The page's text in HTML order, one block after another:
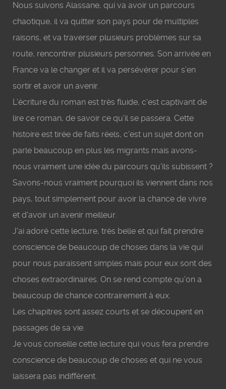
Nous suivons Alassane, qui va avoir un parcours
chaotique, il va quitter son pays pour de multiples
raisons, et va traverser plusieurs problèmes sur sa
route, rencontrer plusieurs personnes. Son arrivée en
France va le changer et il va persévérer pour s’en
sortir et avoir un avenir.
L'écriture du roman est très fluide, c'est captivant de
lire ce roman, de savoir ce qu'il se passera. Cette
histoire est tirée de faits réels, c'est un sujet dont on
parle beaucoup en plus les migrants mais avons-
nous vraiment une idée du parcours qu'ils subissent ?
Savons-nous vraiment pourquoi ils viennent dans nos
pays, tout simplement pour avoir la chance de vivre
et d'avoir un avenir meilleur.
J'ai adoré cette lecture, très belle et qui fait prendre
conscience de beaucoup de choses dans la vie qui
pour nous paraissent simples mais pour eux sont des
choses extraordinaires. On se rend compte qu'on a
beaucoup de chance contrairement à eux.
Les chapitres sont assez courts et se découpent en
passages de sa vie.
Je vous conseille cette lecture qui vous fera prendre
conscience de beaucoup de choses et qui ne vous
laissera pas indifférent.